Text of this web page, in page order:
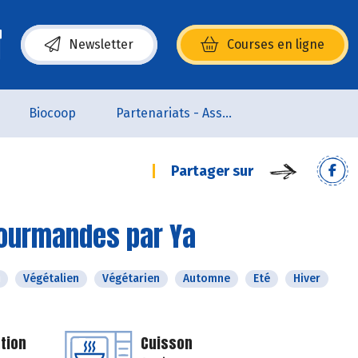
Newsletter Courses en ligne
(s’ouvre dans une nouvelle fenêtre)
Biocoop Partenariats - Associations
Partager sur
par Ya
Végétalien Végétarien Automne Eté
Hiver
Cuisson